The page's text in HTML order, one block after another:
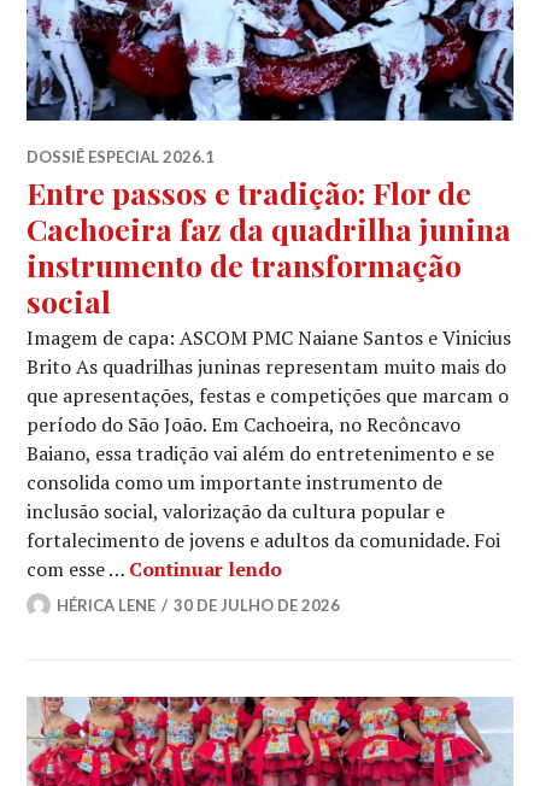
DOSSIÊ ESPECIAL 2026.1
Entre passos e tradição: Flor de
Cachoeira faz da quadrilha junina
instrumento de transformação
social
Imagem de capa: ASCOM PMC Naiane Santos e Vinicius
Brito As quadrilhas juninas representam muito mais do
que apresentações, festas e competições que marcam o
período do São João. Em Cachoeira, no Recôncavo
Baiano, essa tradição vai além do entretenimento e se
consolida como um importante instrumento de
inclusão social, valorização da cultura popular e
fortalecimento de jovens e adultos da comunidade. Foi
com esse … Continuar lendoEntre passos e tradição:
HÉRICA LENE 30 DE JULHO DE 2026